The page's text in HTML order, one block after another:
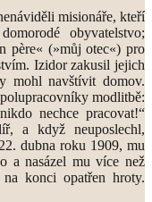
misionáře, kteří
obyvatelstvo;
père« (»můj otec«) pro
Izidor zakusil jejich
mohl navštívit domov.
modlitbě:
nechce pracovat!“
a když neuposlechl,
dubna roku 1909, mu
a nasázel mu více než
konci opatřen hroty.